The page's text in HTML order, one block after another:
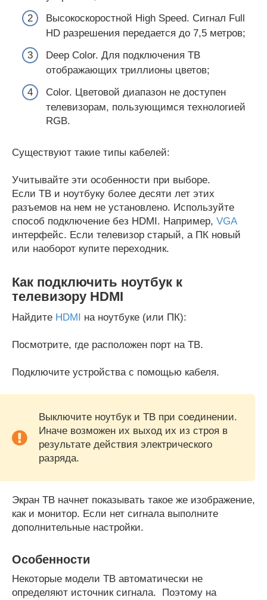
Высокоскоростной High Speed. Сигнал Full
HD разрешения передается до 7,5 метров;
Deep Color. Для подключения ТВ
отображающих триллионы цветов;
Color. Цветовой диапазон не доступен
телевизорам, пользующимся технологией
RGB.
Существуют такие типы кабелей:
Учитывайте эти особенности при выборе.
Если ТВ и ноутбуку более десяти лет этих
разъемов на нем не установлено. Используйте
способ подключение без HDMI. Например, VGA
интерфейс. Если телевизор старый, а ПК новый
или наоборот купите переходник.
Как подключить ноутбук к
телевизору HDMI
Найдите HDMI на ноутбуке (или ПК):
Посмотрите, где расположен порт на ТВ.
Подключите устройства с помощью кабеля.
Выключите ноутбук и ТВ при соединении.
Иначе возможен их выход их из строя в
результате действия электрического
разряда.
Экран ТВ начнет показывать такое же изображение,
как и монитор. Если нет сигнала выполните
дополнительные настройки.
Особенности
Некоторые модели ТВ автоматически не
определяют источник сигнала. Поэтому на